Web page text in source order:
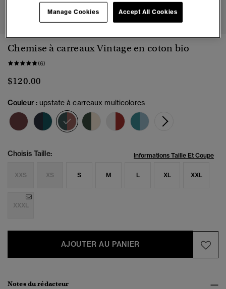
1 2 3
Chemise à carreaux Vintage en coton bio
(6)
$120.00
Couleur : upstate à carreaux multicolores
sélectionné
Choisis Taille: Informations Taille Et Coupe
XXS XS S M L XL XXL
XXXL
AJOUTER AU PANIER
Notes du rédacteur
Accept All Cookies
Manage Cookies